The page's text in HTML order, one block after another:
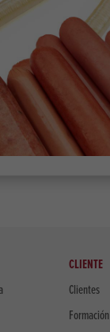
CLIENTE
Clientes
Formación